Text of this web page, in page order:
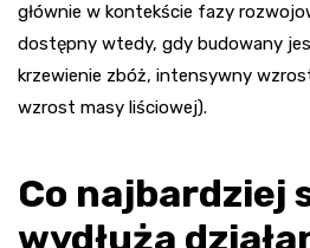
głównie w kontekście fazy
dostępny wtedy, gdy budowany
krzewienie zbóż, intensywny
wzrost masy liściowej).
Co najbardziej
wydłuża